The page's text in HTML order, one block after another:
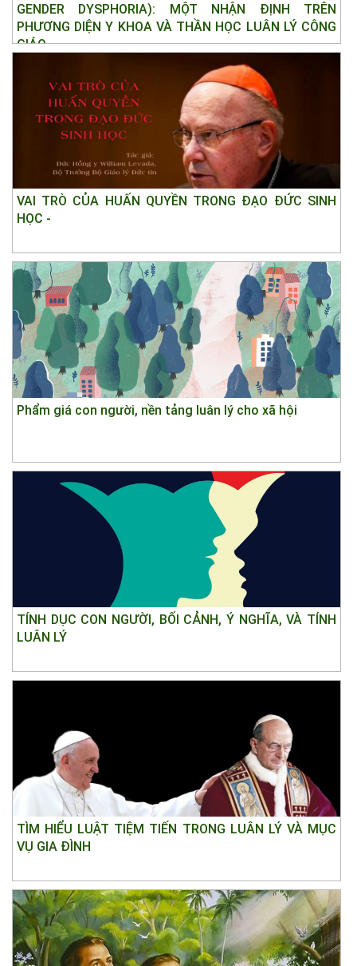
GENDER DYSPHORIA): MỘT NHẬN ĐỊNH TRÊN
PHƯƠNG DIỆN Y KHOA VÀ THẦN HỌC LUÂN LÝ CÔNG
GIÁO
VAI TRÒ CỦA HUẤN QUYỀN TRONG ĐẠO ĐỨC SINH
HỌC -
Phẩm giá con người, nền tảng luân lý cho xã hội
TÍNH DỤC CON NGƯỜI, BỐI CẢNH, Ý NGHĨA, VÀ TÍNH
LUÂN LÝ
TÌM HIỂU LUẬT TIỆM TIẾN TRONG LUÂN LÝ VÀ MỤC
VỤ GIA ĐÌNH